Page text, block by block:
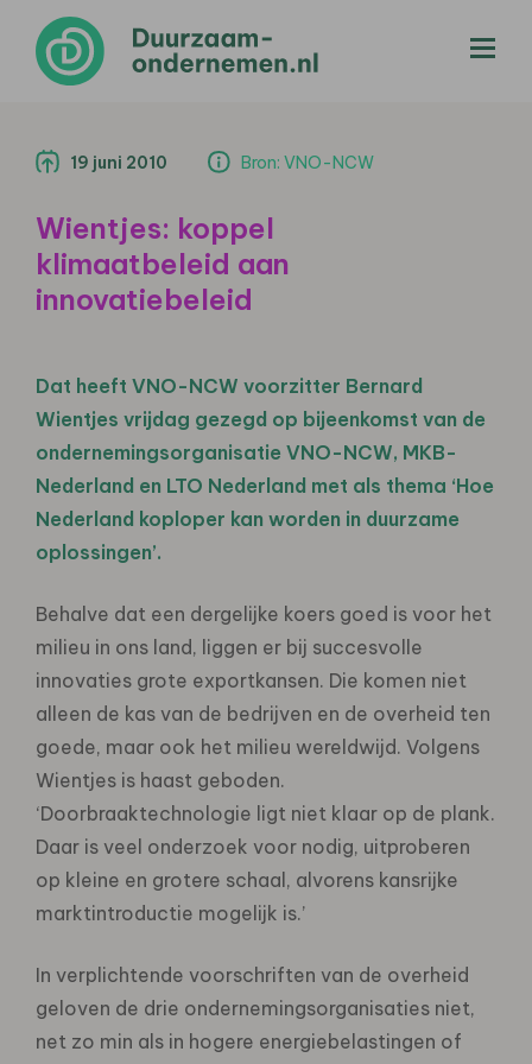
19 juni 2010 Bron: VNO-NCW
Wientjes: koppel
klimaatbeleid aan
innovatiebeleid
Dat heeft VNO-NCW voorzitter Bernard
Wientjes vrijdag gezegd op bijeenkomst van de
ondernemingsorganisatie VNO-NCW, MKB-
Nederland en LTO Nederland met als thema ‘Hoe
Nederland koploper kan worden in duurzame
oplossingen’.
Behalve dat een dergelijke koers goed is voor het
milieu in ons land, liggen er bij succesvolle
innovaties grote exportkansen. Die komen niet
alleen de kas van de bedrijven en de overheid ten
goede, maar ook het milieu wereldwijd. Volgens
Wientjes is haast geboden.
‘Doorbraaktechnologie ligt niet klaar op de plank.
Daar is veel onderzoek voor nodig, uitproberen
op kleine en grotere schaal, alvorens kansrijke
marktintroductie mogelijk is.’
In verplichtende voorschriften van de overheid
geloven de drie ondernemingsorganisaties niet,
net zo min als in hogere energiebelastingen of